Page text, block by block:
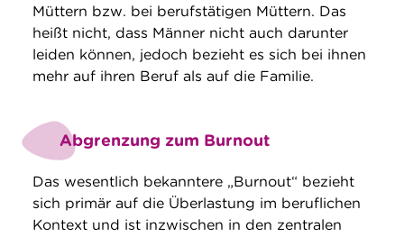
Müttern bzw. bei berufstätigen Müttern. Das
heißt nicht, dass Männer nicht auch darunter
leiden können, jedoch bezieht es sich bei ihnen
mehr auf ihren Beruf als auf die Familie.
Abgrenzung zum Burnout
Das wesentlich bekanntere „Burnout“ bezieht
sich primär auf die Überlastung im beruflichen
Kontext und ist inzwischen in den zentralen